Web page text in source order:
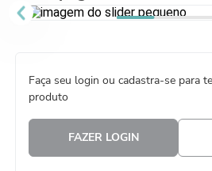
Faça seu login ou cadastra-se para
produto
FAZER LOGIN
9º